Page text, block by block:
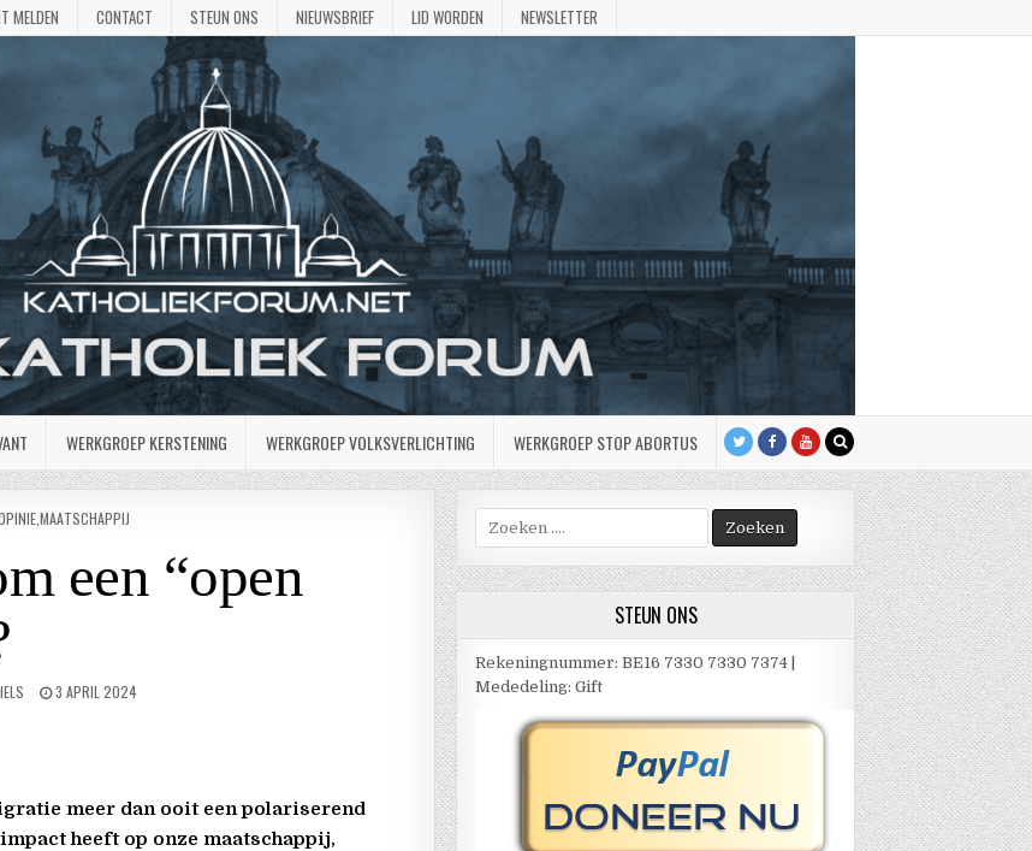
MELDEN CONTACT STEUN ONS NIEUWSBRIEF LID WORDEN NEWSLETTER
WERKGROEP KERSTENING WERKGROEP VOLKSVERLICHTING WERKGROEP STOP ABORTUS
,MAATSCHAPPIJ
een “open
3 APRIL 2024
meer dan ooit een polariserend
heeft op onze maatschappij,
Zoek
naar:
STEUN ONS
Rekeningnummer: BE16 7330 7330 7374 |
Mededeling: Gift